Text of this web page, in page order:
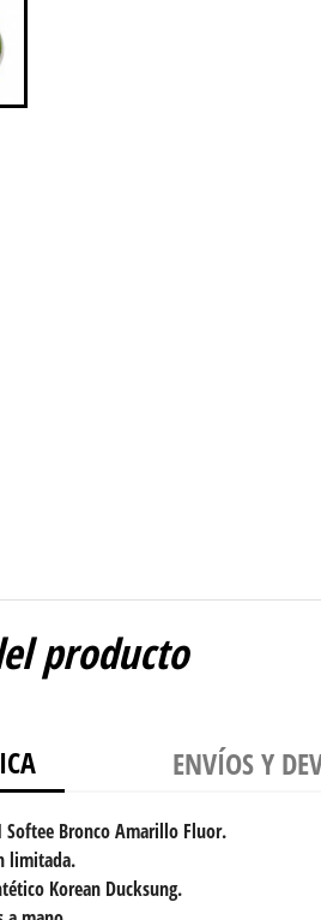
producto
ENVÍOS Y
Bronco Amarillo Fluor.
limitada.
Korean Ducksung.